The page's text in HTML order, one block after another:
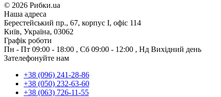
© 2026 Рибки.ua
Наша адреса
Берестейський пр., 67, корпус І, офіс 114
Київ, Україна, 03062
Графік роботи
Пн - Пт 09:00 - 18:00 , Сб 09:00 - 12:00 , Нд Вихідний день
Зателефонуйте нам
+38 (096) 241-28-86
+38 (050) 232-63-60
+38 (063) 726-11-55